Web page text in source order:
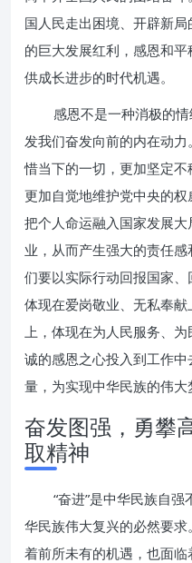
国人民走出困境、开辟新
的巨大发展红利，感恩和
供成长进步的时代机遇。
感恩不是一种消极的
发我们奋发向前的内在动
惜当下的一切，更加坚定不
更加自觉地维护党中央的
把个人命运融入国家发展
业，从而产生强大的责任
们要以实际行动回报国家
体现在爱岗敬业、无私奉
上，体现在为人民服务、
诚的感恩之心投入到工作
量，为实现中华民族的伟大
奋发图强，勇攀
取精神
“奋进”是中华民族自
华民族伟大复兴的必然要
着前所未有的机遇，也面